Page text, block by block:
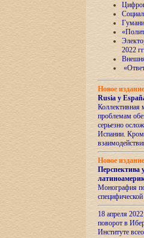
2022
Новое
Rusia y
Коллективная
проблемам
серьезно
Испании.
Новое
Перспектива
Монография
18 апреля
поворот в
Институте